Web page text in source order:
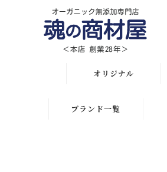
オリジナル
オリジナル全商品
ブランド一覧